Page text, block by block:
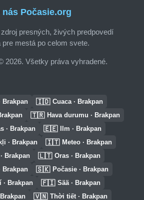
nás Počasie.org
presných, živých predpovedí
pre mestá po celom svete.
2026. Všetky práva vyhradené.
Brakpan 🇮🇩 Cuaca · Brakpan
🇹🇷 Hava durumu · Brakpan
· Brakpan 🇪🇪 Ilm · Brakpan
· Brakpan 🇮🇹 Meteo · Brakpan
Brakpan 🇱🇹 Oras · Brakpan
Brakpan 🇸🇰 Počasie · Brakpan
· Brakpan 🇫🇮 Sää · Brakpan
🇻🇳 Thời tiết · Brakpan